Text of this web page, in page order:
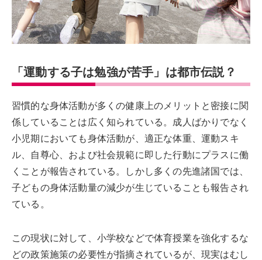
「運動する子は勉強が苦手」は都市伝説？
習慣的な身体活動が多くの健康上のメリットと密接に関
係していることは広く知られている。成人ばかりでなく
小児期においても身体活動が、適正な体重、運動スキ
ル、自尊心、および社会規範に即した行動にプラスに働
くことが報告されている。しかし多くの先進諸国では、
子どもの身体活動量の減少が生じていることも報告され
ている。
この現状に対して、小学校などで体育授業を強化するな
どの政策施策の必要性が指摘されているが、現実はむし